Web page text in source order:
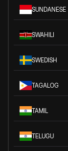
SUNDANESE
SWAHILI
SWEDISH
TAGALOG
TAMIL
TELUGU